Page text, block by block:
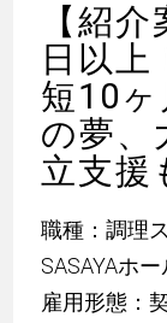
【紹
日以上
短10
の夢、
立支援
職種：調理
SASAYAホ
雇用形態：